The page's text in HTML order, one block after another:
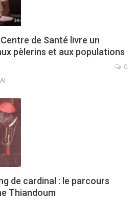
de Santé livre un
pèlerins et aux populations
0
de cardinal : le parcours
Thiandoum